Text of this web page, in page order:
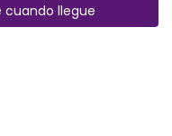
cuando llegue